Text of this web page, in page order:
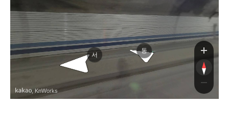
서
동
, KnWorks